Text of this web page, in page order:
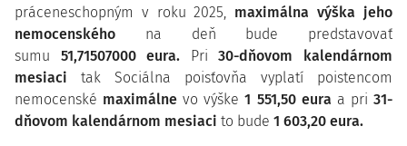
práceneschopným v roku 2025, maximálna výška jeho
nemocenského na deň bude predstavovať
sumu 51,71507000 eura. Pri 30-dňovom kalendárnom
mesiaci tak Sociálna poisťovňa vyplatí poistencom
nemocenské maximálnevo výške 1 551,50 eura a pri 31-
dňovom kalendárnom mesiaci to bude 1 603,20 eura.